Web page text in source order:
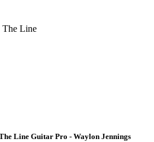
Line
Line Guitar Pro - Waylon Jennings